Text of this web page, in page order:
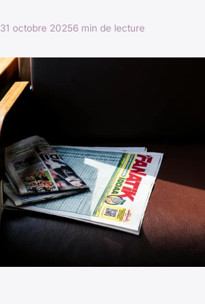
31 octobre 20256 min de lecture